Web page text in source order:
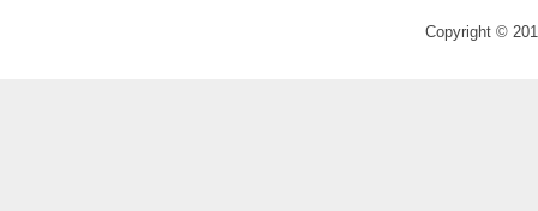
Copyright ©